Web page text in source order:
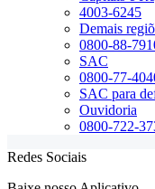
4003-6245
Demais
0800-88-
SAC
0800-77-
SAC para
Ouvidoria
0800-722-
Redes Sociais